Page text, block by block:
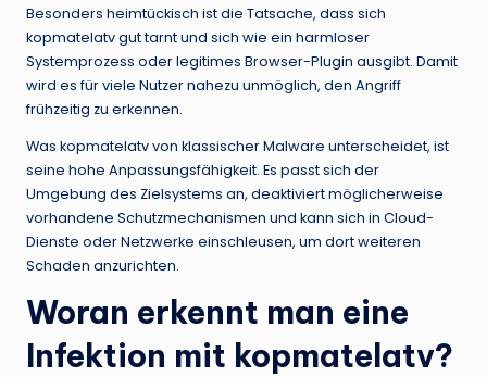
Besonders heimtückisch ist die Tatsache, dass sich
kopmatelatv gut tarnt und sich wie ein harmloser
Systemprozess oder legitimes Browser-Plugin ausgibt. Damit
wird es für viele Nutzer nahezu unmöglich, den Angriff
frühzeitig zu erkennen.
Was kopmatelatv von klassischer Malware unterscheidet, ist
seine hohe Anpassungsfähigkeit. Es passt sich der
Umgebung des Zielsystems an, deaktiviert möglicherweise
vorhandene Schutzmechanismen und kann sich in Cloud-
Dienste oder Netzwerke einschleusen, um dort weiteren
Schaden anzurichten.
Woran erkennt man eine
Infektion mit kopmatelatv?